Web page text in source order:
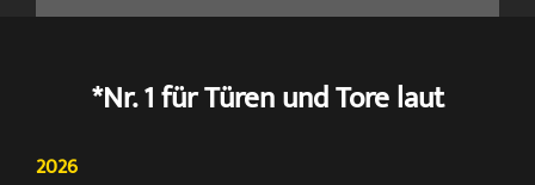
*Nr. 1 für Türen und Tore laut
2026